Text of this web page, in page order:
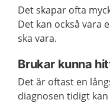
Det skapar ofta
Det kan också vara
ska vara.
Brukar kunna
Det är oftast en
diagnosen tidigt